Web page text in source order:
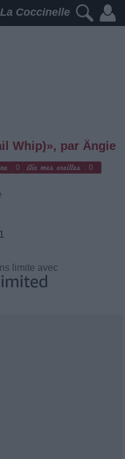
La Coccinelle
Whip)», par Ängie
0 0
limite avec